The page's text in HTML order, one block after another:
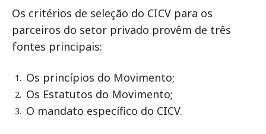
Os critérios de seleção do CICV para os
parceiros do setor privado provêm de três
fontes principais:
Os princípios do Movimento;
Os Estatutos do Movimento;
O mandato específico do CICV.